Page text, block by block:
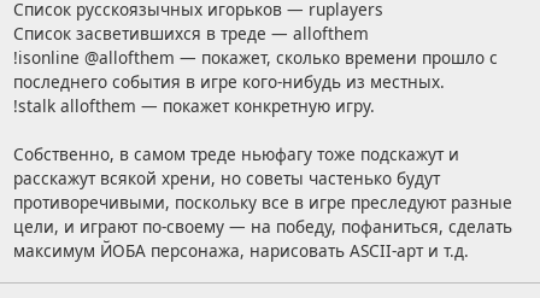
Список русскоязычных игорьков — ruplayers
Список засветившихся в треде — allofthem
!isonline @allofthem — покажет, сколько времени прошло с
последнего события в игре кого-нибудь из местных.
!stalk allofthem — покажет конкретную игру.
Собственно, в самом треде ньюфагу тоже подскажут и
расскажут всякой хрени, но советы частенько будут
противоречивыми, поскольку все в игре преследуют разные
цели, и играют по-своему — на победу, пофаниться, сделать
максимум ЙОБА персонажа, нарисовать ASCII-арт и т.д.